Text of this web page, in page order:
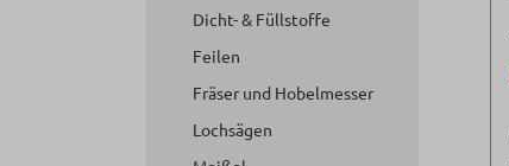
Dicht- & Füllstoffe
Feilen
Fräser und Hobelmesser
Lochsägen